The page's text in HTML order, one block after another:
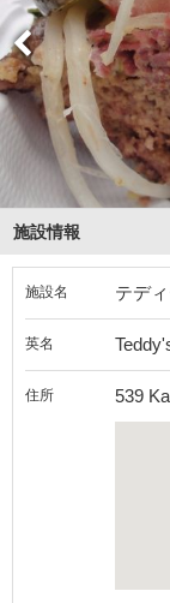
施設情報
施設名 テデ
英名
住所 539